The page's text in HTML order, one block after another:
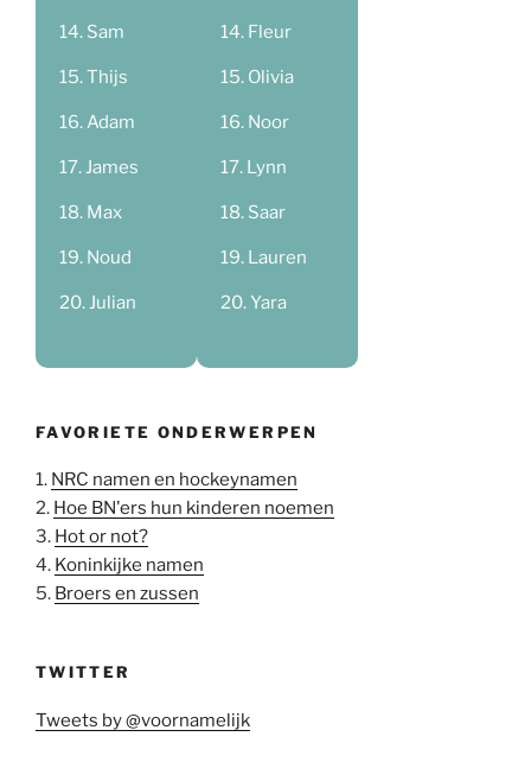
Sam
Thijs
Adam
James
Max
Noud
Julian
Fleur
Olivia
Noor
Lynn
Saar
Lauren
Yara
FAVORIETE ONDERWERPEN
1. NRC namen en hockeynamen
2. Hoe BN'ers hun kinderen noemen
3. Hot or not?
4. Koninkijke namen
5. Broers en zussen
TWITTER
Tweets by @voornamelijk